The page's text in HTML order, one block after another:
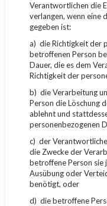
Verantwortlichen die
verlangen, wenn eine
gegeben ist:
a) die Richtigkeit der
betroffenen Person
Dauer, die es dem
Richtigkeit der
b) die Verarbeitung
Person die Löschung
ablehnt und
personenbezogenen
c) der
die Zwecke der
betroffene Person sie
Ausübung oder
benötigt, oder
d) die betroffene